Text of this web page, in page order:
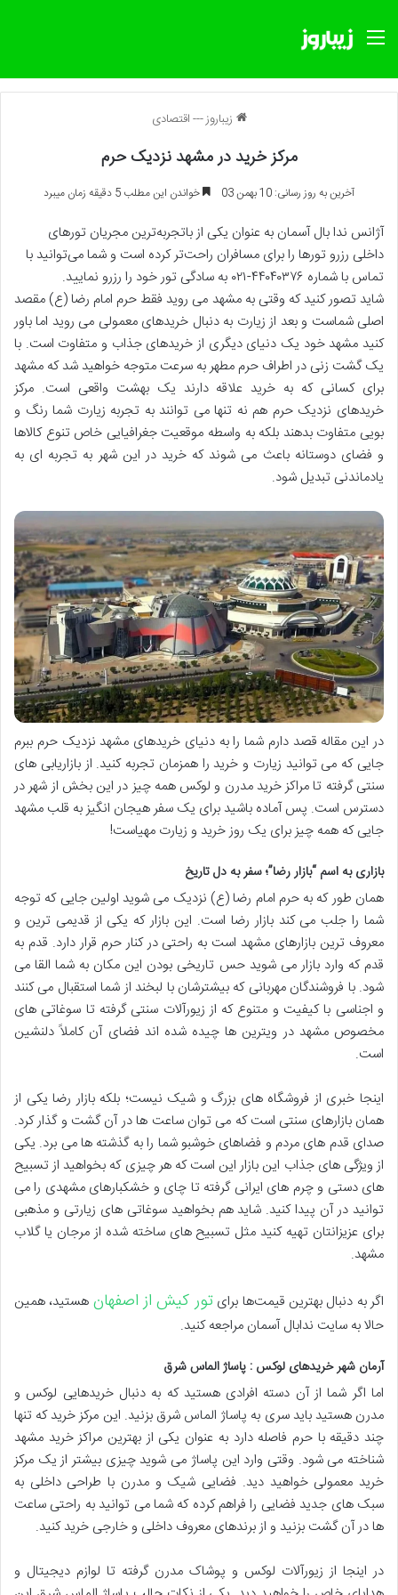
منو
زیباروز---اقتصادی
مرکز خرید در مشهد نزدیک حرم
آخرین به روز رسانی: 10 بهمن 03 خواندن این مطلب 5 دقیقه زمان میبرد
آژانس ندا بال آسمان به عنوان یکی از باتجربه‌ترین مجریان تورهای
داخلی رزرو تورها را برای مسافران راحت‌تر کرده است و شما می‌توانید با
تماس با شماره ۴۴۰۴۰۳۷۶-۰۲۱ به سادگی تور خود را رزرو نمایید.
شاید تصور کنید که وقتی به مشهد می روید فقط حرم امام رضا (ع) مقصد
اصلی شماست و بعد از زیارت به دنبال خریدهای معمولی می روید اما باور
کنید مشهد خود یک دنیای دیگری از خریدهای جذاب و متفاوت است. با
یک گشت زنی در اطراف حرم مطهر به سرعت متوجه خواهید شد که مشهد
برای کسانی که به خرید علاقه دارند یک بهشت واقعی است. مرکز
خریدهای نزدیک حرم هم نه تنها می توانند به تجربه زیارت شما رنگ و
بویی متفاوت بدهند بلکه به واسطه موقعیت جغرافیایی خاص تنوع کالاها
و فضای دوستانه باعث می شوند که خرید در این شهر به تجربه ای به
یادماندنی تبدیل شود.
در این مقاله قصد دارم شما را به دنیای خریدهای مشهد نزدیک حرم ببرم
جایی که می توانید زیارت و خرید را همزمان تجربه کنید. از بازاریابی های
سنتی گرفته تا مراکز خرید مدرن و لوکس همه چیز در این بخش از شهر در
دسترس است. پس آماده باشید برای یک سفر هیجان انگیز به قلب مشهد
جایی که همه چیز برای یک روز خرید و زیارت مهیاست!
بازاری به اسم “بازار رضا”؛ سفر به دل تاریخ
همان طور که به حرم امام رضا (ع) نزدیک می شوید اولین جایی که توجه
شما را جلب می کند بازار رضا است. این بازار که یکی از قدیمی ترین و
معروف ترین بازارهای مشهد است به راحتی در کنار حرم قرار دارد. قدم به
قدم که وارد بازار می شوید حس تاریخی بودن این مکان به شما القا می
شود. با فروشندگان مهربانی که بیشترشان با لبخند از شما استقبال می کنند
و اجناسی با کیفیت و متنوع که از زیورآلات سنتی گرفته تا سوغاتی های
مخصوص مشهد در ویترین ها چیده شده اند فضای آن کاملاً دلنشین
است.
اینجا خبری از فروشگاه های بزرگ و شیک نیست؛ بلکه بازار رضا یکی از
همان بازارهای سنتی است که می توان ساعت ها در آن گشت و گذار کرد.
صدای قدم های مردم و فضاهای خوشبو شما را به گذشته ها می برد. یکی
از ویژگی های جذاب این بازار این است که هر چیزی که بخواهید از تسبیح
های دستی و چرم های ایرانی گرفته تا چای و خشکبارهای مشهدی را می
توانید در آن پیدا کنید. شاید هم بخواهید سوغاتی های زیارتی و مذهبی
برای عزیزانتان تهیه کنید مثل تسبیح های ساخته شده از مرجان یا گلاب
مشهد.
اگر به دنبال بهترین قیمت‌ها برایتور کیش از اصفهان هستید، همین
حالا به سایت ندابال آسمان مراجعه کنید.
آرمان شهر خریدهای لوکس : پاساژ الماس شرق
اما اگر شما از آن دسته افرادی هستید که به دنبال خریدهایی لوکس و
مدرن هستید باید سری به پاساژ الماس شرق بزنید. این مرکز خرید که تنها
چند دقیقه با حرم فاصله دارد به عنوان یکی از بهترین مراکز خرید مشهد
شناخته می شود. وقتی وارد این پاساژ می شوید چیزی بیشتر از یک مرکز
خرید معمولی خواهید دید. فضایی شیک و مدرن با طراحی داخلی به
سبک های جدید فضایی را فراهم کرده که شما می توانید به راحتی ساعت
ها در آن گشت بزنید و از برندهای معروف داخلی و خارجی خرید کنید.
در اینجا از زیورآلات لوکس و پوشاک مدرن گرفته تا لوازم دیجیتال و